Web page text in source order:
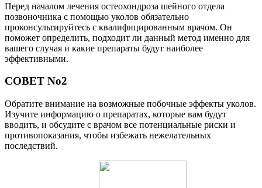
Перед началом лечения остеохондроза шейного отдела
позвоночника с помощью уколов обязательно
проконсультируйтесь с квалифицированным врачом. Он
поможет определить, подходит ли данный метод именно для
вашего случая и какие препараты будут наиболее
эффективными.
СОВЕТ No2
Обратите внимание на возможные побочные эффекты уколов.
Изучите информацию о препаратах, которые вам будут
вводить, и обсудите с врачом все потенциальные риски и
противопоказания, чтобы избежать нежелательных
последствий.